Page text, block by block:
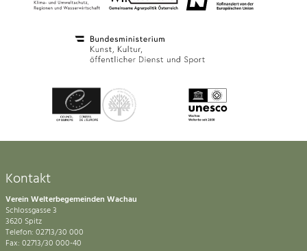
Kontakt
Verein Welterbegemeinden Wachau
Schlossgasse 3
3620 Spitz
Telefon: 02713/30 000
Fax: 02713/30 000-40